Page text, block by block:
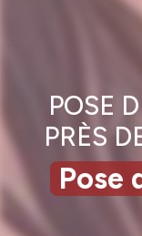
POSE
PRÈS
Pose